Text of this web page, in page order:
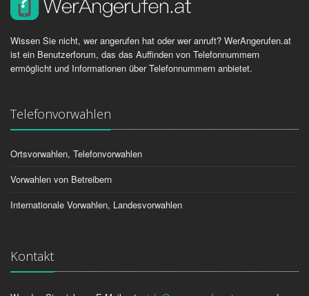
Wissen Sie nicht, wer angerufen hat oder wer anruft? WerAngerufen.at
ist ein Benutzerforum, das das Auffinden von Telefonnummern
ermöglicht und Informationen über Telefonnummern anbietet.
Telefonvorwahlen
Ortsvorwahlen, Telefonvorwahlen
Vorwahlen von Betreibern
Internationale Vorwahlen, Landesvorwahlen
Kontakt